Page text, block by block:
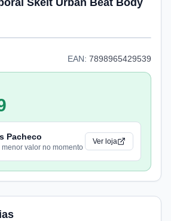
Skelt Urban Beat Body
EAN: 7898965429539
Pacheco
menor valor no momento
Ver loja